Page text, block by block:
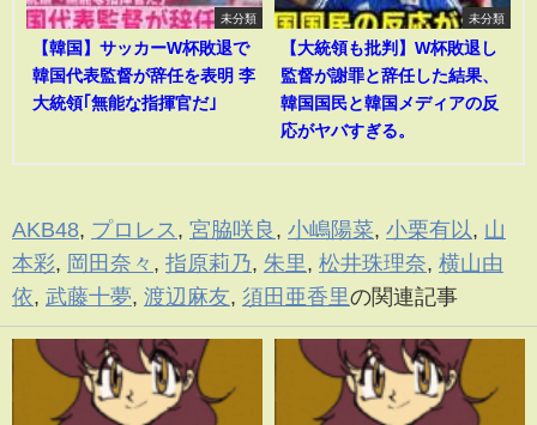
未分類
【韓国】サッカーW杯敗退で
韓国代表監督が辞任を表明 李
大統領｢無能な指揮官だ｣
未分類
【大統領も批判】W杯敗退し
監督が謝罪と辞任した結果、
韓国国民と韓国メディアの反
応がヤバすぎる。
AKB48, プロレス , 宮脇咲良 , 小嶋陽菜, 小栗有以, 山
本彩, 岡田奈々 , 指原莉乃, 朱里, 松井珠理奈, 横山由
依, 武藤十夢, 渡辺麻友, 須田亜香里の関連記事